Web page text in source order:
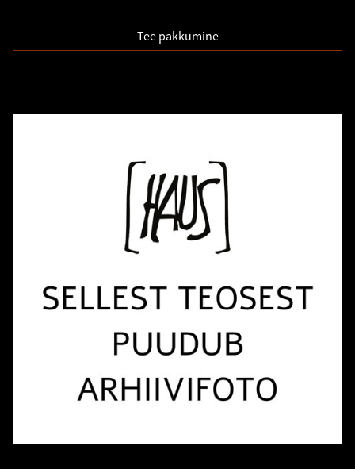
Tee pakkumine